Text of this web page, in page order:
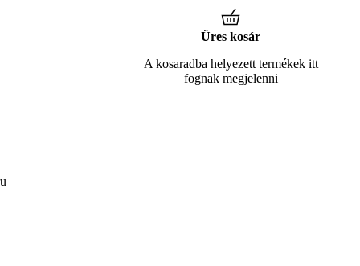
Üres kosár
A kosaradba helyezett termékek itt
fognak megjelenni